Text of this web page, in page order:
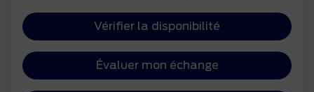
Vérifier la disponibilité
Évaluer mon échange